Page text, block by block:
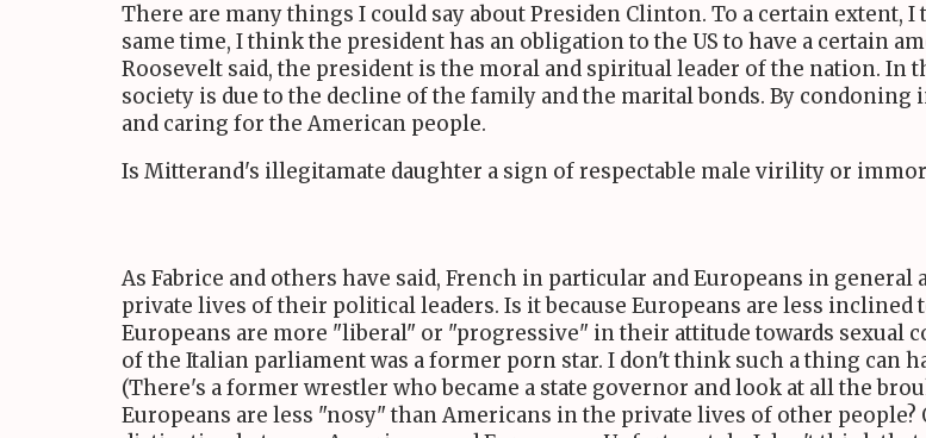
There are many things I could say about Presiden Clinton. To a certain
same time, I think the president has an obligation to the US to have a certain
Roosevelt said, the president is the moral and spiritual leader of the nation. In
society is due to the decline of the family and the marital bonds. By
and caring for the American people.
Is Mitterand's illegitamate daughter a sign of respectable male virility or
As Fabrice and others have said, French in particular and Europeans in
private lives of their political leaders. Is it because Europeans are less inclined
Europeans are more "liberal" or "progressive" in their attitude towards sexual
of the Italian parliament was a former porn star. I don't think such a thing can
(There's a former wrestler who became a state governor and look at all the
Europeans are less "nosy" than Americans in the private lives of other